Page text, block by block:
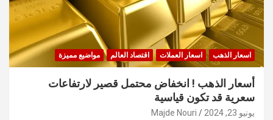
اسعار الذهب اسعار العملات اقتصاد العالم مواضيع مميزة
أسعار الذهب ! انخفاض محتمل قصير لارتفاعات
سعرية قد تكون قياسية
يونيو 23, 2024 Majde Nouri